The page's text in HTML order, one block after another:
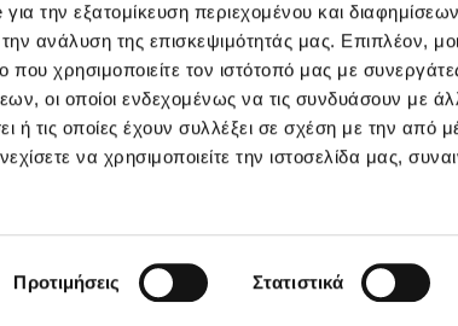
την εξατομίκευση περιεχομένου και
ανάλυση της επισκεψιμότητάς μας. Επιπλέον,
χρησιμοποιείτε τον ιστότοπό μας με
οι οποίοι ενδεχομένως να τις συνδυάσουν με
ή τις οποίες έχουν συλλέξει σε σχέση με την από
να χρησιμοποιείτε την ιστοσελίδα μας,
Προτιμήσεις Στατιστικά
Created by